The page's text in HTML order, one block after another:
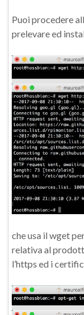
Puoi procedere
prelevare ed
che usa il wget
relativa al
l’https ed i